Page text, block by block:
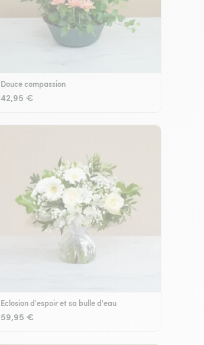
Douce compassion
42,95 €
Eclosion d'espoir et sa bulle d'eau
59,95 €